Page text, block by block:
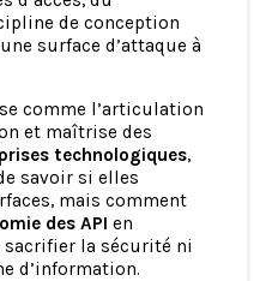
de conception
surface d’attaque à
comme l’articulation
et maîtrise des
technologiques,
savoir si elles
mais comment
des API en
sacrifier la sécurité ni
d’information.